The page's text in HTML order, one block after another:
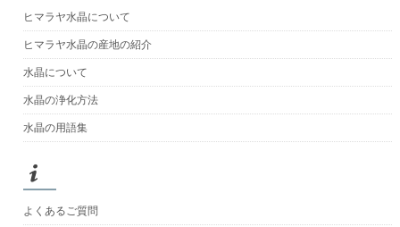
ヒマラヤ水晶について
ヒマラヤ水晶の産地の紹介
水晶について
水晶の浄化方法
水晶の用語集
よくあるご質問